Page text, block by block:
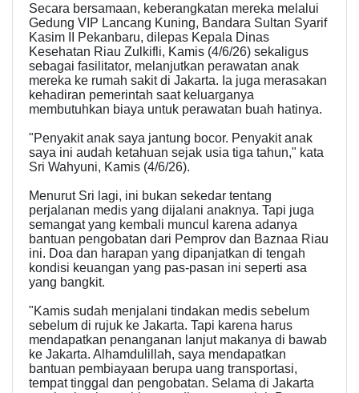
Secara bersamaan, keberangkatan mereka melalui
Gedung VIP Lancang Kuning, Bandara Sultan Syarif
Kasim II Pekanbaru, dilepas Kepala Dinas
Kesehatan Riau Zulkifli, Kamis (4/6/26) sekaligus
sebagai fasilitator, melanjutkan perawatan anak
mereka ke rumah sakit di Jakarta. Ia juga merasakan
kehadiran pemerintah saat keluarganya
membutuhkan biaya untuk perawatan buah hatinya.
"Penyakit anak saya jantung bocor. Penyakit anak
saya ini audah ketahuan sejak usia tiga tahun," kata
Sri Wahyuni, Kamis (4/6/26).
Menurut Sri lagi, ini bukan sekedar tentang
perjalanan medis yang dijalani anaknya. Tapi juga
semangat yang kembali muncul karena adanya
bantuan pengobatan dari Pemprov dan Baznaa Riau
ini. Doa dan harapan yang dipanjatkan di tengah
kondisi keuangan yang pas-pasan ini seperti asa
yang bangkit.
"Kamis sudah menjalani tindakan medis sebelum
sebelum di rujuk ke Jakarta. Tapi karena harus
mendapatkan penanganan lanjut makanya di bawab
ke Jakarta. Alhamdulillah, saya mendapatkan
bantuan pembiayaan berupa uang transportasi,
tempat tinggal dan pengobatan. Selama di Jakarta